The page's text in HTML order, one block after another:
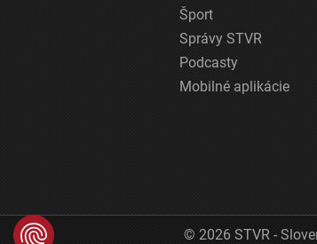
Šport
Správy STVR
Podcasty
Mobilné aplikácie
© 2026 STVR -